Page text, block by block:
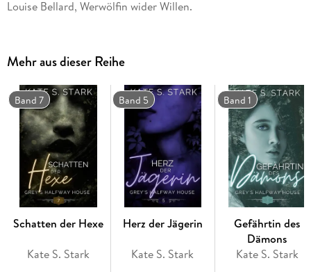
Louise Bellard, Werwölfin wider Willen.
lassen, noch einmal wiedersieht. Das hat ihr nach ihrer
Gefangenschaft bei El Rojo gerade noch gefehlt.
Hatte man ihr nicht versprochen, dass sie sich im Halfway
House der Grey-Hexer erholen kann? Dass sie dort ihre
Vergangenheit verarbeiten und endlich hinter sich lassen
kann?
Man könnte meinen, das herrschaftliche Anwesen der Greys
wäre groß genug für sie beide, doch so sehr Louise Markos
auch aus dem Weg zu gehen versucht, läuft sie ihm doch
Mehr aus dieser Reihe
Band 7
Schatten der Hexe
Kate S. Stark
Band 5
Herz der Jägerin
Kate S. Stark
Band 1
Gefährtin des
Dämons
Kate S. Stark